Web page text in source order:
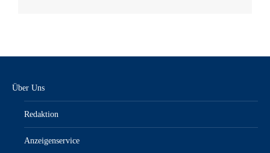
Über Uns
Redaktion
Anzeigenservice